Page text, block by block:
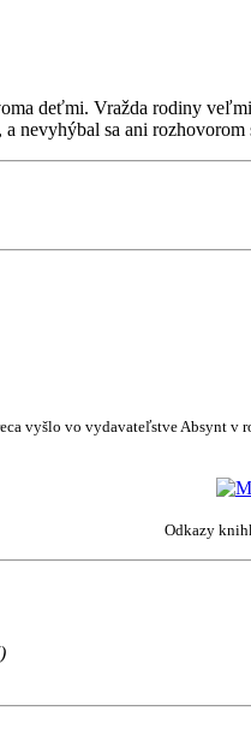
deťmi. Vražda rodiny
nevyhýbal sa ani rozhovorom
vyšlo vo vydavateľstve Absynt v
Odkazy